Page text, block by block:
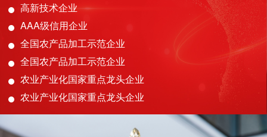
高新技术企业
AAA级信用企业
全国农产品加工示范企业
全国农产品加工示范企业
农业产业化国家重点龙头企业
农业产业化国家重点龙头企业